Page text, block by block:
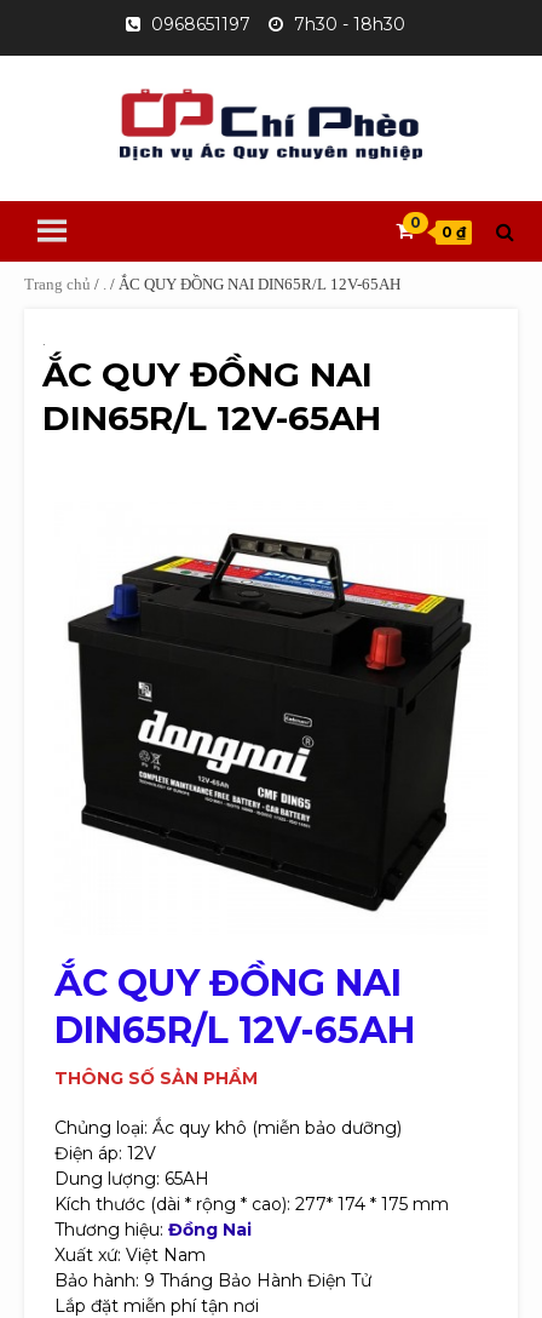
content
0968651197 7h30 - 18h30
0
0 ₫
Trang chủ / / ẮC QUY ĐỒNG NAI DIN65R/L 12V-65AH
ẮC QUY ĐỒNG NAI
DIN65R/L 12V-65AH
ẮC QUYĐỒNG NAI
DIN65R/L 12V-65AH
THÔNG SỐ SẢN PHẨM
Chủng loại: Ắc quy khô (miễn bảo dưỡng)
Điện áp: 12V
Dung lượng: 65AH
Kích thước (dài * rộng * cao): 277* 174 * 175 mm
Thương hiệu: Đồng Nai
Xuất xứ: Việt Nam
Bảo hành: 9 Tháng Bảo Hành Điện Tử
Lắp đặt miễn phí tận nơi